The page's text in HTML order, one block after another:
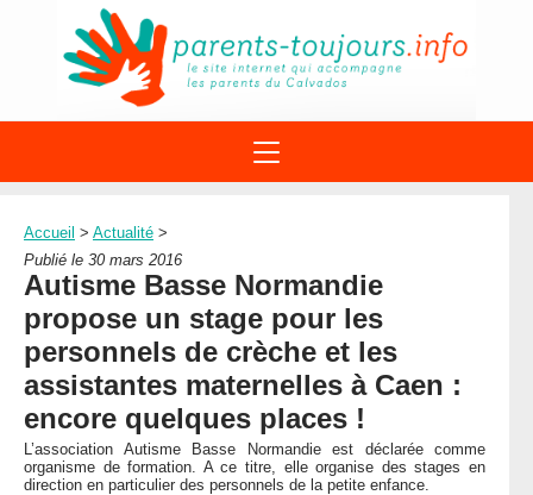
À PROPOS DU REAAP
1ÈRE VISITE
ACTUALITÉ
AGENDA
DISPOSITIFS PARENTALITÉ
SITES INTERNET
NUMÉROS VERTS
LEXIQUE
LETTRES D’INFO
MENTIONS LÉGALES
CONTACT
STRUCTURES
DOCUMENTS
FORMATIONS
Accueil > Actualité >
Publié le 30 mars 2016
Autisme Basse Normandie
propose un stage pour les
personnels de crèche et les
assistantes maternelles à Caen :
encore quelques places !
L’association Autisme Basse Normandie est déclarée comme
organisme de formation. A ce titre, elle organise des stages en
direction en particulier des personnels de la petite enfance.